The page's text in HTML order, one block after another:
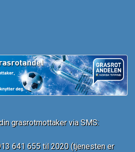
grasrotmottaker via SMS:
641 655 til 2020 (tjenesten er